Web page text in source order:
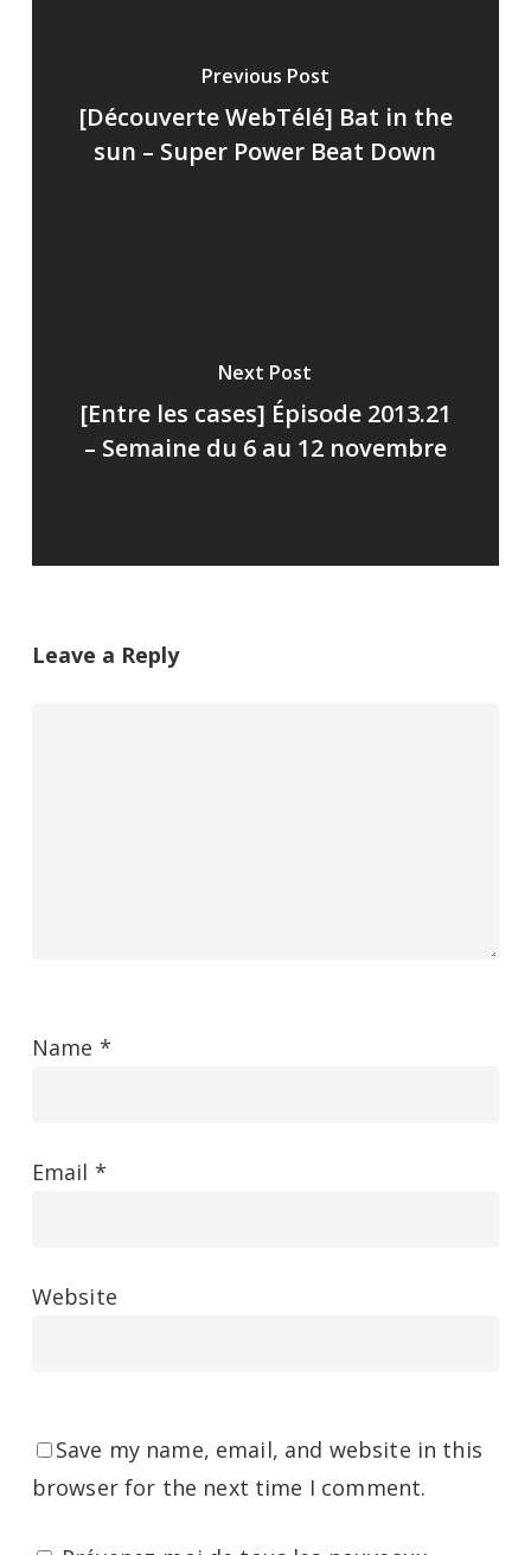
Previous Post
[Découverte WebTélé] Bat in the
sun – Super Power Beat Down
Next Post
[Entre les cases] Épisode 2013.21
– Semaine du 6 au 12 novembre
Leave a Reply
Name *
Email *
Website
Save my name, email, and website in this
browser for the next time I comment.